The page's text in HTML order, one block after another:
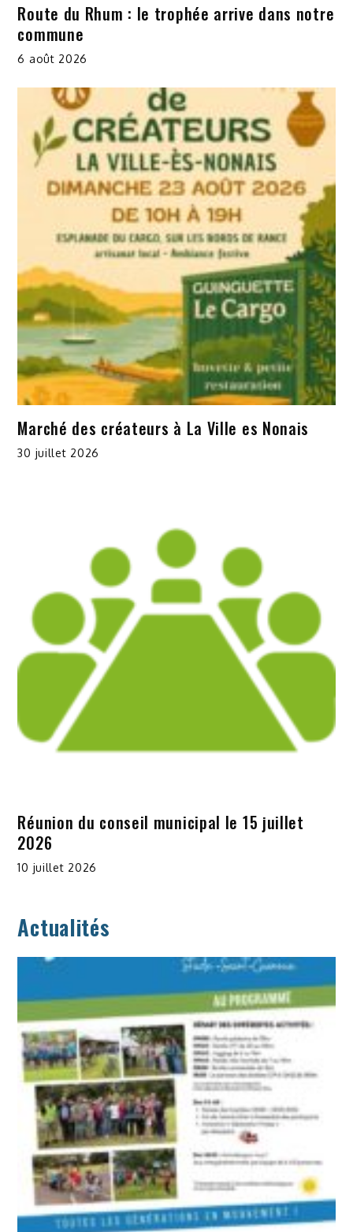
Route du Rhum : le trophée arrive dans notre
commune
6 août 2026
Marché des créateurs à La Ville es Nonais
30 juillet 2026
Réunion du conseil municipal le 15 juillet
2026
10 juillet 2026
Actualités